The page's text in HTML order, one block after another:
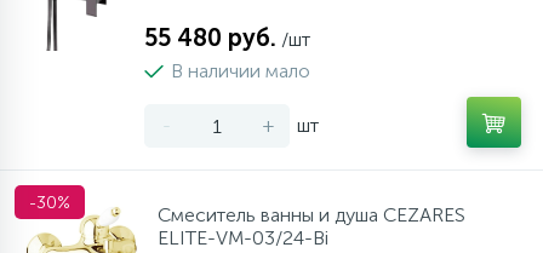
Контакты
55 480 руб. /шт
В наличии мало
- + шт
-30%
Смеситель ванны и душа CEZARES
ELITE-VM-03/24-Bi